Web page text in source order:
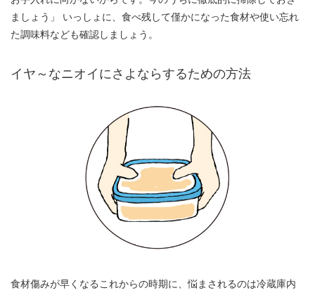
ましょう」 いっしょに、食べ残して僅かになった食材や使い忘れ
た調味料なども確認しましょう。
イヤ～なニオイにさよならするための方法
食材傷みが早くなるこれからの時期に、悩まされるのは冷蔵庫内